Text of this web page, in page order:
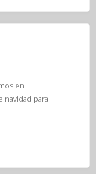
en
navidad para